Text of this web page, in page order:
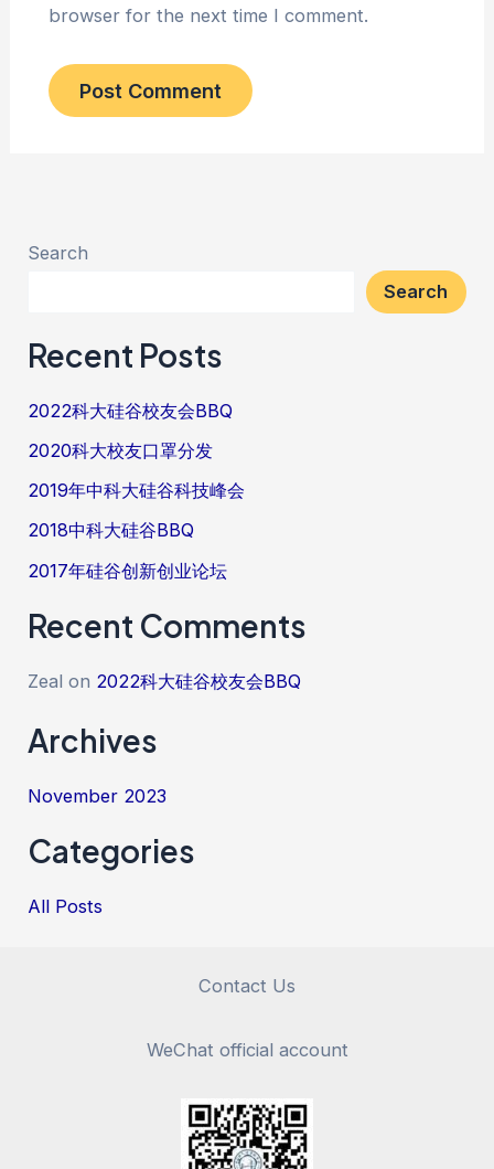
browser for the next time I comment.
Search
Search
Recent Posts
2022科大硅谷校友会BBQ
2020科大校友口罩分发
2019年中科大硅谷科技峰会
2018中科大硅谷BBQ
2017年硅谷创新创业论坛
Recent Comments
Zeal on 2022科大硅谷校友会BBQ
Archives
November 2023
Categories
All Posts
Contact Us
WeChat official account